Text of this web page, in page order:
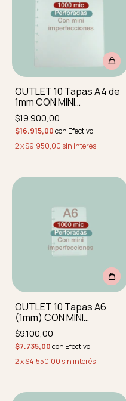
OUTLET 10 Tapas A4 de
1mm CON MINI
IMPERFECCIONES
perforadas y
redondeadas
$19.900,00
$16.915,00con Efectivo
2x$9.950,00 sin interés
OUTLET 10 Tapas A6
(1mm) CON MINI
IMPERFECCIONES
perforadas y
redondeadas
$9.100,00
$7.735,00con Efectivo
2x$4.550,00 sin interés